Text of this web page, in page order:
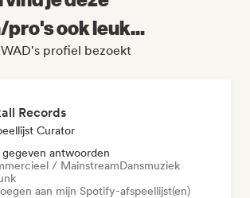
ook leuk...
profiel bezoekt
Records
Curator
antwoorden
/ MainstreamDansmuziek
aan mijn Spotify-afspeellijst(en)